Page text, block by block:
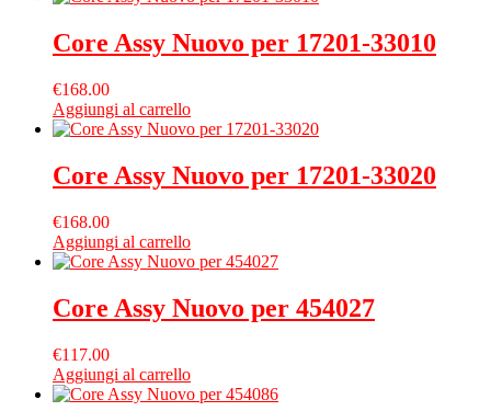
Core Assy Nuovo per 17201-33010
€168.00
Aggiungi al carrello
Core Assy Nuovo per 17201-33020
€168.00
Aggiungi al carrello
Core Assy Nuovo per 454027
€117.00
Aggiungi al carrello